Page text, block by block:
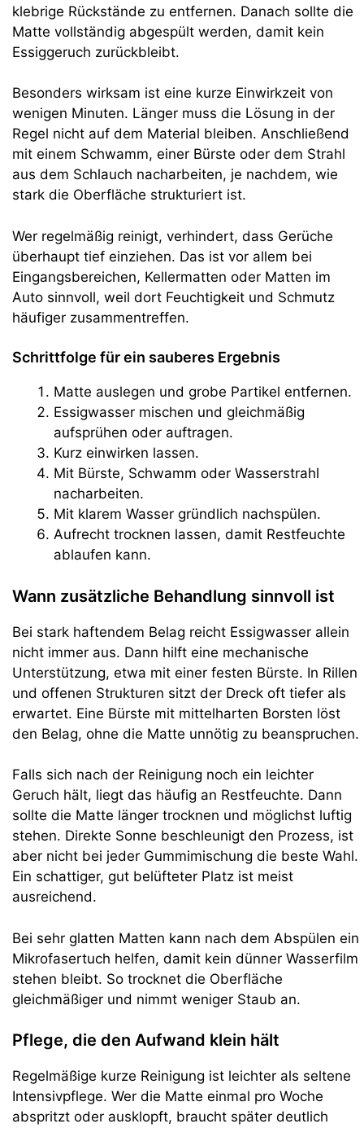
klebrige Rückstände zu entfernen. Danach sollte die
Matte vollständig abgespült werden, damit kein
Essiggeruch zurückbleibt.
Besonders wirksam ist eine kurze Einwirkzeit von
wenigen Minuten. Länger muss die Lösung in der
Regel nicht auf dem Material bleiben. Anschließend
mit einem Schwamm, einer Bürste oder dem Strahl
aus dem Schlauch nacharbeiten, je nachdem, wie
stark die Oberfläche strukturiert ist.
Wer regelmäßig reinigt, verhindert, dass Gerüche
überhaupt tief einziehen. Das ist vor allem bei
Eingangsbereichen, Kellermatten oder Matten im
Auto sinnvoll, weil dort Feuchtigkeit und Schmutz
häufiger zusammentreffen.
Schrittfolge für ein sauberes Ergebnis
Matte auslegen und grobe Partikel entfernen.
Essigwasser mischen und gleichmäßig
aufsprühen oder auftragen.
Kurz einwirken lassen.
Mit Bürste, Schwamm oder Wasserstrahl
nacharbeiten.
Mit klarem Wasser gründlich nachspülen.
Aufrecht trocknen lassen, damit Restfeuchte
ablaufen kann.
Wann zusätzliche Behandlung sinnvoll ist
Bei stark haftendem Belag reicht Essigwasser allein
nicht immer aus. Dann hilft eine mechanische
Unterstützung, etwa mit einer festen Bürste. In Rillen
und offenen Strukturen sitzt der Dreck oft tiefer als
erwartet. Eine Bürste mit mittelharten Borsten löst
den Belag, ohne die Matte unnötig zu beanspruchen.
Falls sich nach der Reinigung noch ein leichter
Geruch hält, liegt das häufig an Restfeuchte. Dann
sollte die Matte länger trocknen und möglichst luftig
stehen. Direkte Sonne beschleunigt den Prozess, ist
aber nicht bei jeder Gummimischung die beste Wahl.
Ein schattiger, gut belüfteter Platz ist meist
ausreichend.
Bei sehr glatten Matten kann nach dem Abspülen ein
Mikrofasertuch helfen, damit kein dünner Wasserfilm
stehen bleibt. So trocknet die Oberfläche
gleichmäßiger und nimmt weniger Staub an.
Pflege, die den Aufwand klein hält
Regelmäßige kurze Reinigung ist leichter als seltene
Intensivpflege. Wer die Matte einmal pro Woche
abspritzt oder ausklopft, braucht später deutlich